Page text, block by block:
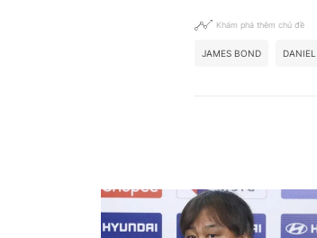
Khám phá thêm chủ đề
JAMES BOND